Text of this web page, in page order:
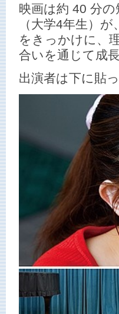
映画は約 40 分
（大学4年生）
をきっかけに、
合いを通じて成
出演者は下に貼